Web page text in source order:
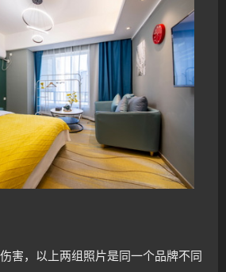
害，以上两组照片是同一个品牌不同